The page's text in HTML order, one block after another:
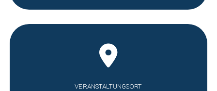
VERANSTALTUNGSORT